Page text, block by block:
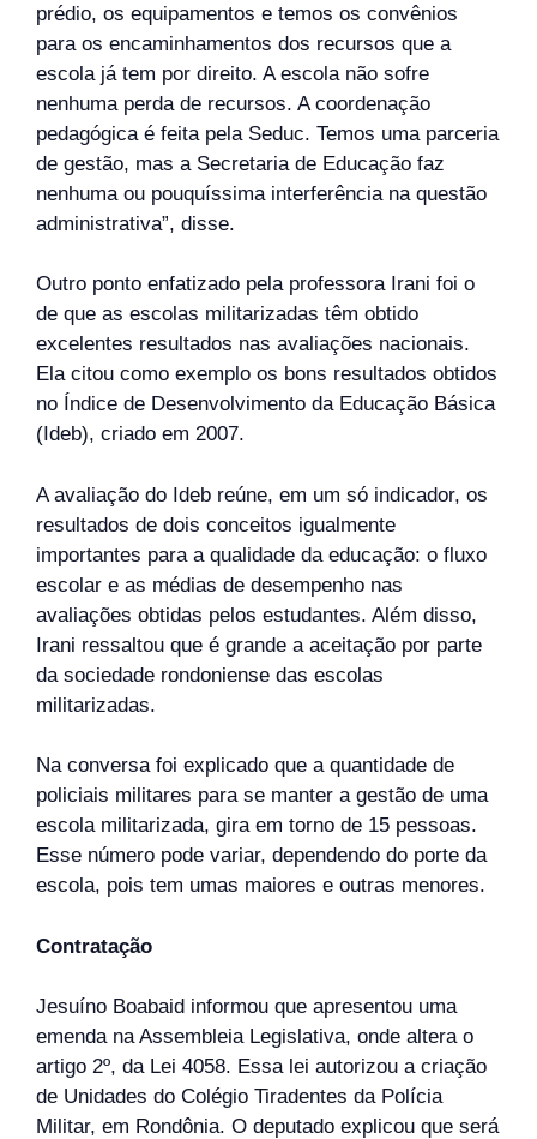
prédio, os equipamentos e temos os convênios
para os encaminhamentos dos recursos que a
escola já tem por direito. A escola não sofre
nenhuma perda de recursos. A coordenação
pedagógica é feita pela Seduc. Temos uma parceria
de gestão, mas a Secretaria de Educação faz
nenhuma ou pouquíssima interferência na questão
administrativa”, disse.
Outro ponto enfatizado pela professora Irani foi o
de que as escolas militarizadas têm obtido
excelentes resultados nas avaliações nacionais.
Ela citou como exemplo os bons resultados obtidos
no Índice de Desenvolvimento da Educação Básica
(Ideb), criado em 2007.
A avaliação do Ideb reúne, em um só indicador, os
resultados de dois conceitos igualmente
importantes para a qualidade da educação: o fluxo
escolar e as médias de desempenho nas
avaliações obtidas pelos estudantes. Além disso,
Irani ressaltou que é grande a aceitação por parte
da sociedade rondoniense das escolas
militarizadas.
Na conversa foi explicado que a quantidade de
policiais militares para se manter a gestão de uma
escola militarizada, gira em torno de 15 pessoas.
Esse número pode variar, dependendo do porte da
escola, pois tem umas maiores e outras menores.
Contratação
Jesuíno Boabaid informou que apresentou uma
emenda na Assembleia Legislativa, onde altera o
artigo 2º, da Lei 4058. Essa lei autorizou a criação
de Unidades do Colégio Tiradentes da Polícia
Militar, em Rondônia. O deputado explicou que será